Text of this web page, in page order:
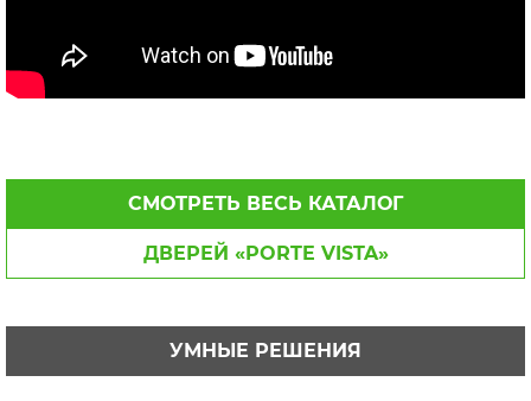
СМОТРЕТЬ ВЕСЬ КАТАЛОГ
ДВЕРЕЙ «PORTE VISTA»
УМНЫЕ РЕШЕНИЯ